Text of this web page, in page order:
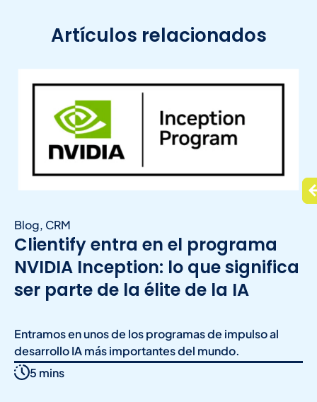
Artículos relacionados
Blog, CRM
Clientify entra en el programa
NVIDIA Inception: lo que significa
ser parte de la élite de la IA
Entramos en unos de los programas de impulso al
desarrollo IA más importantes del mundo.
5 mins